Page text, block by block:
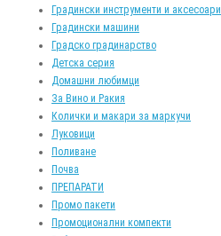
Градински инструменти и аксесоари
Градински машини
Градско градинарство
Детска серия
Домашни любимци
За Вино и Ракия
Колички и макари за маркучи
Луковици
Поливане
Почва
ПРЕПАРАТИ
Промо пакети
Промоционални компекти